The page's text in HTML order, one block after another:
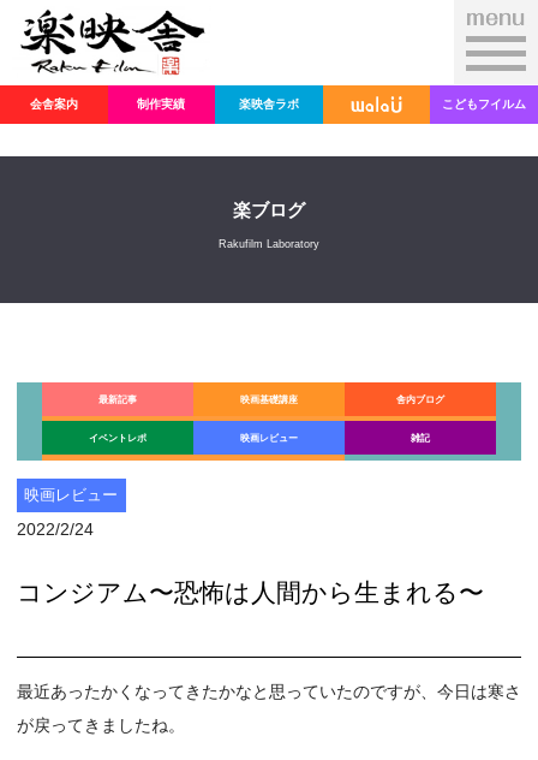
会舎案内 制作実績 楽映舎ラボ こどもフイルム
楽ブログ
Rakufilm Laboratory
最新記事 映画基礎講座 舎内ブログ
イベントレポ 映画レビュー 雑記
映画レビュー
2022/2/24
コンジアム〜恐怖は人間から生まれる〜
最近あったかくなってきたかなと思っていたのですが、今日は寒さ
が戻ってきましたね。